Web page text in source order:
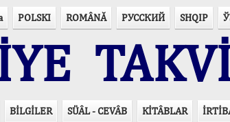
POLSKI ROMÂNĂ РУССКИЙ SHQIP
BİLGİLER SÜÂL - CEVÂB KİTÂBLAR